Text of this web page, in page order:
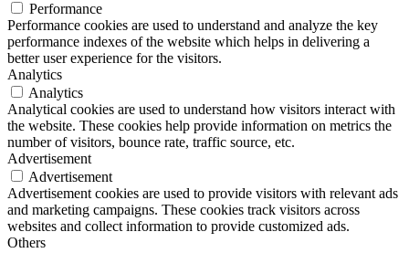
Performance
Performance cookies are used to understand and analyze the key
performance indexes of the website which helps in delivering a
better user experience for the visitors.
Analytics
Analytics
Analytical cookies are used to understand how visitors interact with
the website. These cookies help provide information on metrics the
number of visitors, bounce rate, traffic source, etc.
Advertisement
Advertisement
Advertisement cookies are used to provide visitors with relevant ads
and marketing campaigns. These cookies track visitors across
websites and collect information to provide customized ads.
Others